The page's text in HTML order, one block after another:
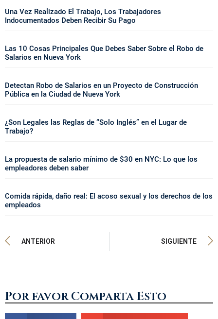
Una Vez Realizado El Trabajo, Los Trabajadores
Indocumentados Deben Recibir Su Pago
Las 10 Cosas Principales Que Debes Saber Sobre el Robo de
Salarios en Nueva York
Detectan Robo de Salarios en un Proyecto de Construcción
Pública en la Ciudad de Nueva York
¿Son Legales las Reglas de “Solo Inglés” en el Lugar de
Trabajo?
La propuesta de salario mínimo de $30 en NYC: Lo que los
empleadores deben saber
Comida rápida, daño real: El acoso sexual y los derechos de los
empleados
ANTERIOR SIGUIENTE
Por favor Comparta Esto